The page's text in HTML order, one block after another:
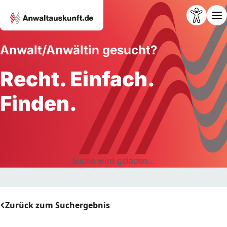
Anwalt/Anwältin gesucht?
Recht. Einfach.
Finden.
Suche wird geladen...
Zurück zum Suchergebnis